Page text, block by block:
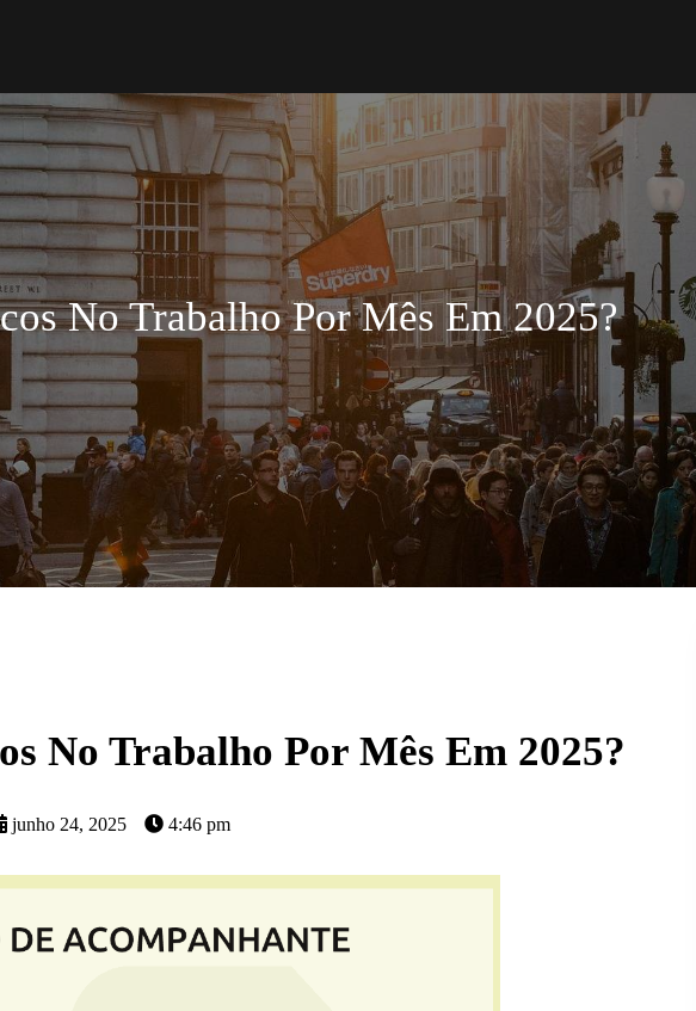
No Trabalho Por Mês Em 2025?
No Trabalho Por Mês Em 2025?
junho 24, 2025 4:46 pm